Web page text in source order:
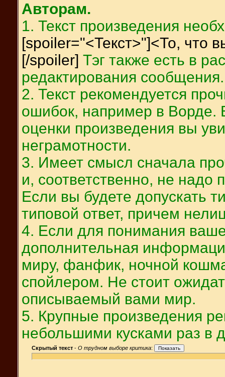
Авторам.
1. Текст произведения
[spoiler="<Текст>"]<То, что
[/spoiler] Тэг также есть в
редактирования сообщения.
2. Текст рекомендуется
ошибок, например в Ворде.
оценки произведения вы
неграмотности.
3. Имеет смысл сначала
и, соответственно, не надо
Если вы будете допускать
типовой ответ, причем
4. Если для понимания
дополнительная
миру, фанфик, ночной
спойлером. Не стоит
описываемый вами мир.
5. Крупные произведения
небольшими кусками раз в
Скрытый текст - О трудном выборе критика: